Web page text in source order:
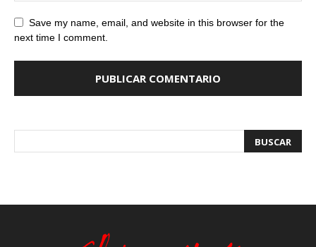
Save my name, email, and website in this browser for the
next time I comment.